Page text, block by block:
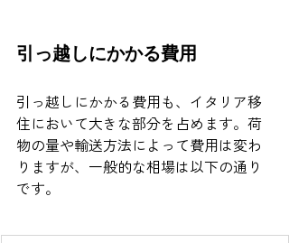
引っ越しにかかる費用
引っ越しにかかる費用も、イタリア移
住において大きな部分を占めます。荷
物の量や輸送方法によって費用は変わ
りますが、一般的な相場は以下の通り
です。